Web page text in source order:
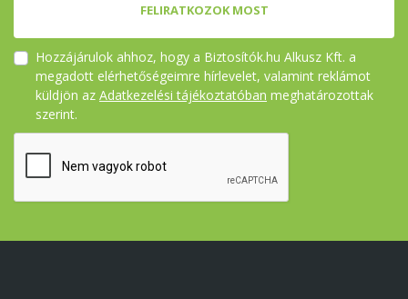
FELIRATKOZOK MOST
Hozzájárulok ahhoz, hogy a Biztosítók.hu Alkusz Kft. a
megadott elérhetőségeimre hírlevelet, valamint reklámot
küldjön az Adatkezelési tájékoztatóban meghatározottak
szerint.